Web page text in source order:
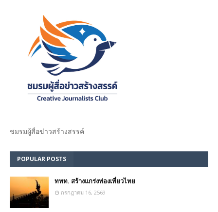
ชมรม​ผู้สื่อข่าวสร้างสรรค์​
POPULAR POSTS
ททท. สร้างแกร่งท่องเที่ยวไทย
กรกฎาคม 16, 2569